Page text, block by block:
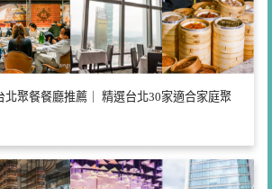
北聚餐餐廳推薦｜ 精選台北30家適合家庭聚